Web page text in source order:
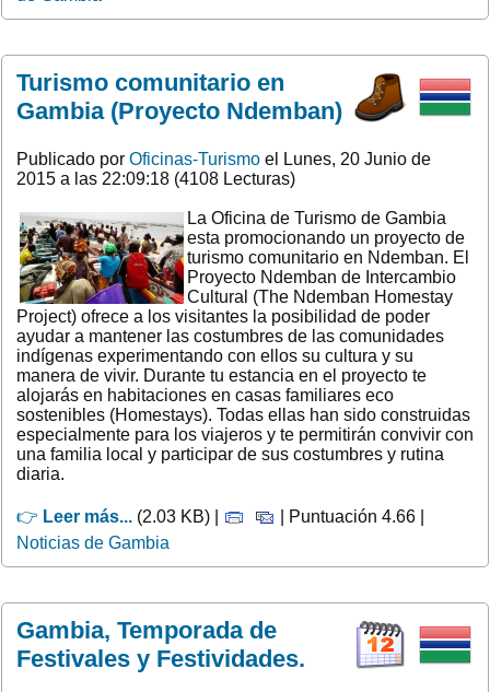
Turismo comunitario en
Gambia (Proyecto Ndemban)
Publicado por Oficinas-Turismo el Lunes, 20 Junio de
2015 a las 22:09:18 (4108 Lecturas)
La Oficina de Turismo de Gambia
esta promocionando un proyecto de
turismo comunitario en Ndemban. El
Proyecto Ndemban de Intercambio
Cultural (The Ndemban Homestay
Project) ofrece a los visitantes la posibilidad de poder
ayudar a mantener las costumbres de las comunidades
indígenas experimentando con ellos su cultura y su
manera de vivir. Durante tu estancia en el proyecto te
alojarás en habitaciones en casas familiares eco
sostenibles (Homestays). Todas ellas han sido construidas
especialmente para los viajeros y te permitirán convivir con
una familia local y participar de sus costumbres y rutina
diaria.
👉 Leer más... (2.03 KB) |
| Puntuación 4.66 |
Noticias de Gambia
Gambia, Temporada de
Festivales y Festividades.